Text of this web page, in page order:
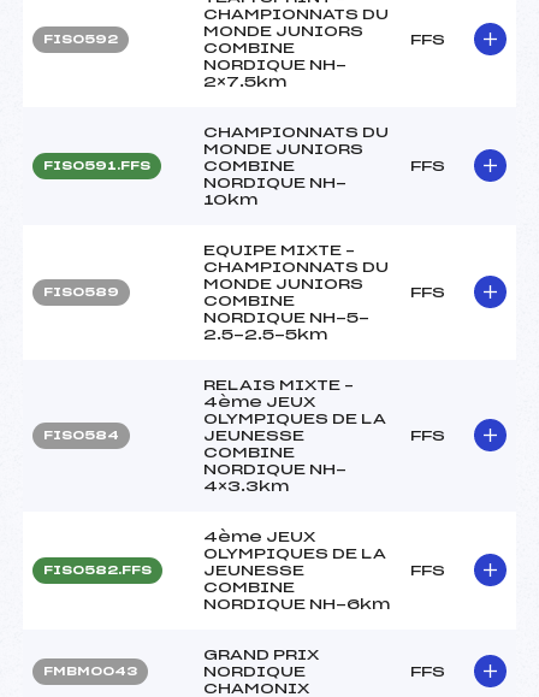
FIS0592
CHAMPIONNATS DU
MONDE JUNIORS
COMBINE
NORDIQUE NH-
2×7.5km
FFS
FIS0591.FFS
CHAMPIONNATS DU
MONDE JUNIORS
COMBINE
NORDIQUE NH-
10km
FFS
FIS0589
EQUIPE MIXTE –
CHAMPIONNATS DU
MONDE JUNIORS
COMBINE
NORDIQUE NH-5-
2.5-2.5-5km
FFS
FIS0584
RELAIS MIXTE –
4ème JEUX
OLYMPIQUES DE LA
JEUNESSE
COMBINE
NORDIQUE NH-
4×3.3km
FFS
FIS0582.FFS
4ème JEUX
OLYMPIQUES DE LA
JEUNESSE
COMBINE
NORDIQUE NH-6km
FFS
FMBM0043
GRAND PRIX
NORDIQUE
CHAMONIX
FFS